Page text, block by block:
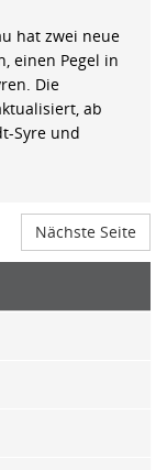
hat zwei neue
einen Pegel in
Die
ab
Syre und
Nächste Seite